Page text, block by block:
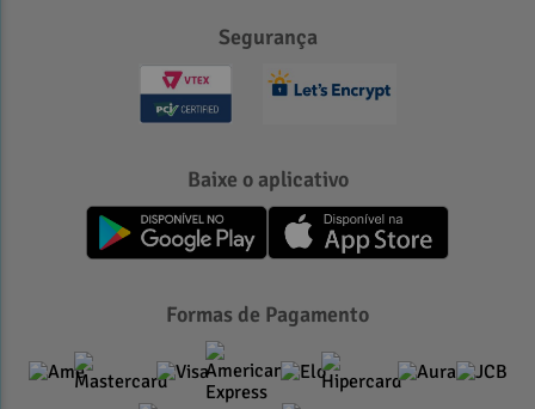
Segurança
Baixe o aplicativo
Formas de Pagamento